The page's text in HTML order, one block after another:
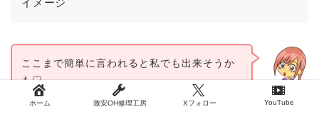
イメージ
あくび100lady
ここまで簡単に言われると私でも出来そうか
も♡
ホーム 激安OH修理工房 Xフォロー YouTube